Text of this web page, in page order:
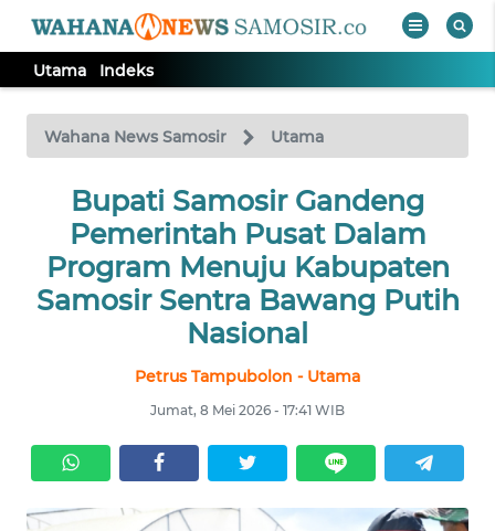
Utama Indeks
Wahana News Samosir Utama
Bupati Samosir Gandeng
Pemerintah Pusat Dalam
Program Menuju Kabupaten
Samosir Sentra Bawang Putih
Nasional
Petrus Tampubolon - Utama
Jumat, 8 Mei 2026 - 17:41 WIB
TV
Tutup
UTAMA
Informasi
INDEKS
INFO